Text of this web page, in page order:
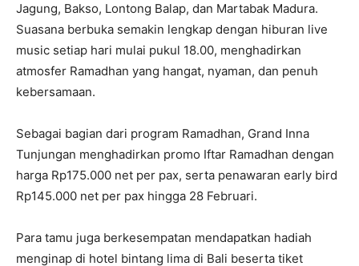
Jagung, Bakso, Lontong Balap, dan Martabak Madura.
Suasana berbuka semakin lengkap dengan hiburan live
music setiap hari mulai pukul 18.00, menghadirkan
atmosfer Ramadhan yang hangat, nyaman, dan penuh
kebersamaan.
Sebagai bagian dari program Ramadhan, Grand Inna
Tunjungan menghadirkan promo Iftar Ramadhan dengan
harga Rp175.000 net per pax, serta penawaran early bird
Rp145.000 net per pax hingga 28 Februari.
Para tamu juga berkesempatan mendapatkan hadiah
menginap di hotel bintang lima di Bali beserta tiket